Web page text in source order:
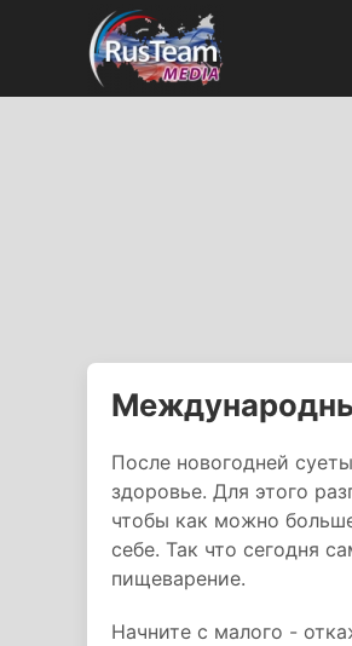
После новогодней
здоровье. Для этого
чтобы как можно
себе. Так что сегодня
пищеварение.
Начните с малого -